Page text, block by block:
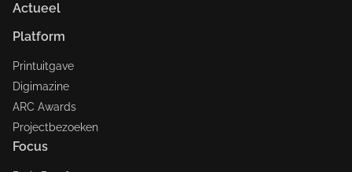
Actueel
Platform
Printuitgave
Digimazine
ARC Awards
Projectbezoeken
Focus